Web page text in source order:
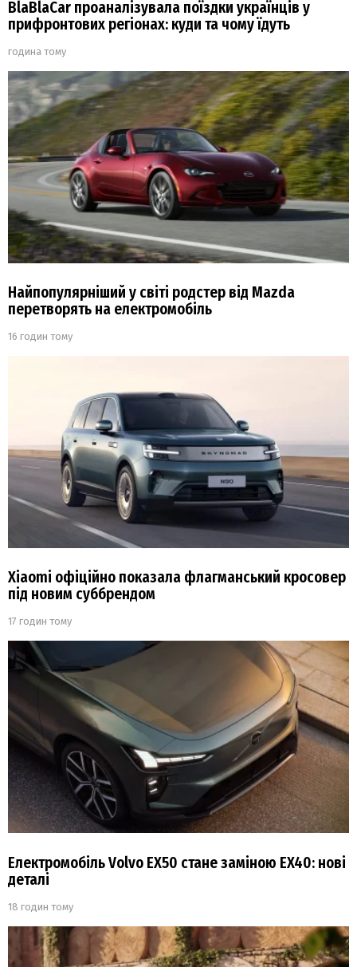
BlaBlaCar проаналізувала поїздки українців у
прифронтових регіонах: куди та чому їдуть
година тому
Найпопулярніший у світі родстер від Mazda
перетворять на електромобіль
16 годин тому
Xiaomi офіційно показала флагманський кросовер
під новим суббрендом
17 годин тому
Електромобіль Volvo EX50 стане заміною EX40: нові
деталі
18 годин тому